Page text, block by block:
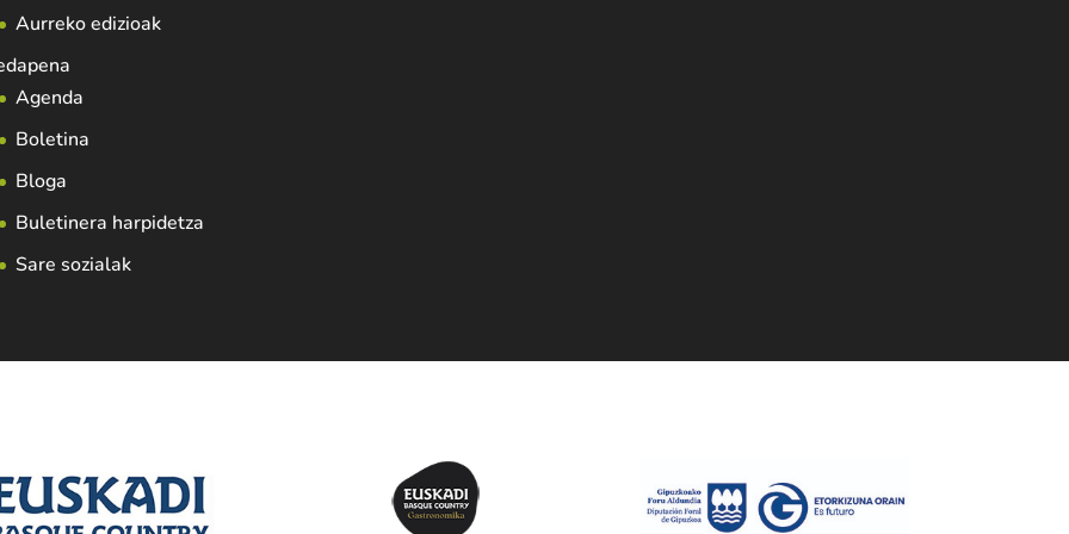
Aurreko edizioak
Agenda
Boletina
Bloga
Buletinera harpidetza
Sare sozialak